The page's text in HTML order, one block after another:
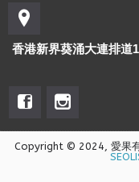
香港新界葵涌大連排道
Copyright © 2024, 愛果